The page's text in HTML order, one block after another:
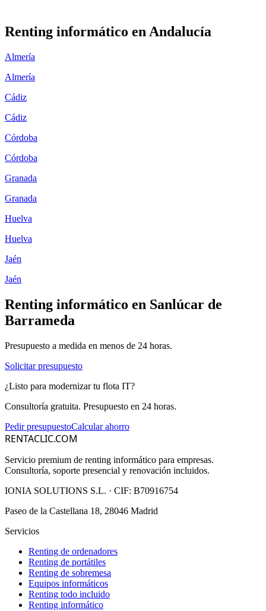
Renting informático enAndalucía
Almería
Almería
Cádiz
Cádiz
Córdoba
Córdoba
Granada
Granada
Huelva
Huelva
Jaén
Jaén
Renting informático en Sanlúcar de
Barrameda
Presupuesto a medida en menos de 24 horas.
Solicitar presupuesto
¿Listo para modernizar tu flota IT?
Consultoría gratuita. Presupuesto en 24 horas.
Pedir presupuestoCalcular ahorro
RENTACLIC.COM
Servicio premium de renting informático para empresas.
Consultoría, soporte presencial y renovación incluidos.
IONIA SOLUTIONS S.L. · CIF: B70916754
Paseo de la Castellana 18, 28046 Madrid
Servicios
Renting de ordenadores
Renting de portátiles
Renting de sobremesa
Equipos informáticos
Renting todo incluido
Renting informático